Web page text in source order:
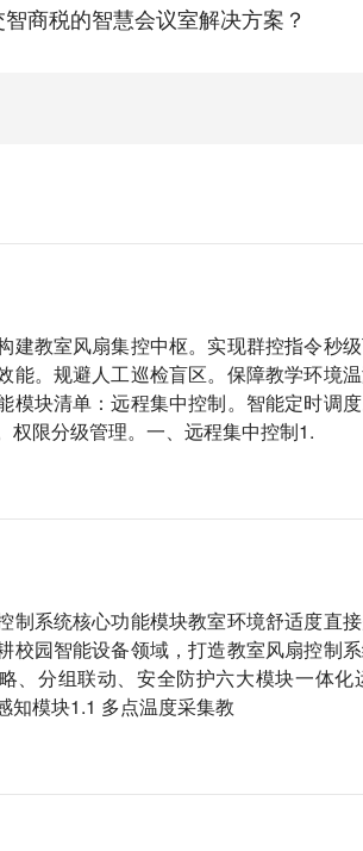
商税的智慧会议室解决方案？
建教室风扇集控中枢。实现群控指令秒
能。规避人工巡检盲区。保障教学环境
模块清单：远程集中控制。智能定时调
权限分级管理。一、远程集中控制1.
制系统核心功能模块教室环境舒适度直
校园智能设备领域，打造教室风扇控制
、分组联动、安全防护六大模块一体
知模块1.1 多点温度采集教